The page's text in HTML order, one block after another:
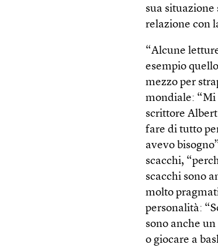
sua situazione
relazione con
“Alcune
esempio
mezzo per
mondiale: “Mi
scrittore
fare di tutto
avevo
scacchi,
scacchi sono
molto
personalità:
sono anche
o giocare a